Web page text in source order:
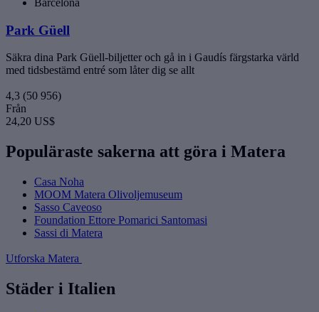
Barcelona
Park Güell
Säkra dina Park Güell-biljetter och gå in i Gaudís färgstarka värld
med tidsbestämd entré som låter dig se allt
4,3 (50 956)
Från
24,20 US$
Populäraste sakerna att göra i Matera
Casa Noha
MOOM Matera Olivoljemuseum
Sasso Caveoso
Foundation Ettore Pomarici Santomasi
Sassi di Matera
Utforska Matera
Städer i Italien